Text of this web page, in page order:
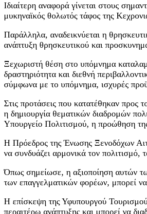
Ιδιαίτερη αναφορά γίνεται στους
μυκηναϊκός θολωτός τάφος της
Παράλληλα, αναδεικνύεται η
ανάπτυξη θρησκευτικού και
Ξεχωριστή θέση στο υπόμνημα
δραστηριότητα και διεθνή
σύμφωνα με το υπόμνημα, ισχυρές
Στις προτάσεις που κατατέθηκαν προς
η δημιουργία θεματικών διαδρομών
Υπουργείο Πολιτισμού, η προώθηση
Η Πρόεδρος της Ένωσης Ξενοδόχων
να συνδυάζει αρμονικά τον πολιτισμό,
Όπως σημείωσε, η αξιοποίηση αυτών
των επαγγελματικών φορέων, μπορεί
Η επίσκεψη της Υφυπουργού Τουρισμού
περαιτέρω ανάπτυξης και μπορεί να